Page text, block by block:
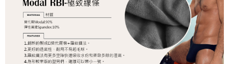
【注意事項】
１．透過由恩沛科技股份有限公司提供之「AFTEE先享後付」服務完成之交
易，需依本服務之必要範圍內提供個人資料，並將交易相關給付款項請求債
權轉讓予恩沛科技股份有限公司。
２．關於個人資料處理事宜，請瀏覽以下網址：
https://aftee.tw/terms/#terms3
每筆NT$85，滿NT$1,200(含以上)免運費
澎湖、金門、馬祖、小琉球、綠島、蘭嶼(郵局配送)
每筆NT$125